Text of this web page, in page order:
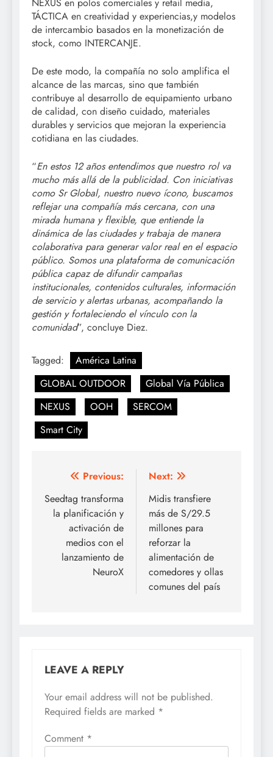
TÁCTICA en creatividad y experiencias,y modelos
de intercambio basados en la monetización de
stock, como INTERCANJE.
De este modo, la compañía no solo amplifica el
alcance de las marcas, sino que también
contribuye al desarrollo de equipamiento urbano
de calidad, con diseño cuidado, materiales
durables y servicios que mejoran la experiencia
cotidiana en las ciudades.
“En estos 12 años entendimos que nuestro rol va
mucho más allá de la publicidad. Con iniciativas
como Sr Global, nuestro nuevo ícono, buscamos
reflejar una compañía más cercana, con una
mirada humana y flexible, que entiende la
dinámica de las ciudades y trabaja de manera
colaborativa para generar valor real en el espacio
público. Somos una plataforma de comunicación
pública capaz de difundir campañas
institucionales, contenidos culturales, información
de servicio y alertas urbanas, acompañando la
gestión y fortaleciendo el vínculo con la
comunidad”, concluye Diez.
Tagged:
América Latina
GLOBAL OUTDOOR
Global Vía Pública
NEXUS
OOH
SERCOM
Smart City
Post
navigation
Previous:
Seedtag transforma
la planificación y
activación de
medios con el
lanzamiento de
NeuroX
Next:
Midis transfiere
más de S/29.5
millones para
reforzar la
alimentación de
comedores y ollas
comunes del país
LEAVE A REPLY
Your email address will not be published.
Required fields are marked *
Comment *